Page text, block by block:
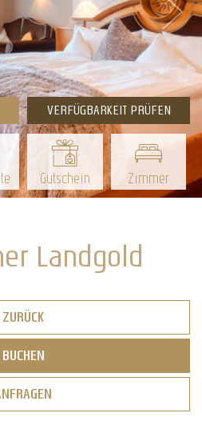
VERFÜGBARKEIT PRÜFEN
Gutschein Zimmer
Landgold
ZURÜCK
BUCHEN